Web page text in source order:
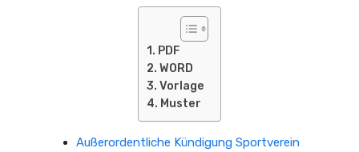
PDF
WORD
Vorlage
Muster
Außerordentliche Kündigung Sportverein